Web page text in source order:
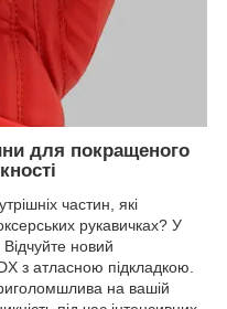
для покращеного
частин, які
рукавичках? У
новий
з атласною підкладкою.
на вашій